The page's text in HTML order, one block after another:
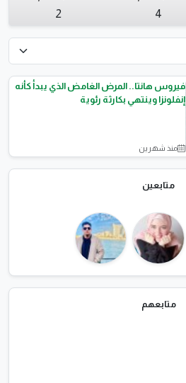
4
2
متابعين
متابعهم
فيروس هانتا.. المرض الغامض الذي يبدأ كأنه
إنفلونزا وينتهي بكارثة رئوية
منذ شهرين